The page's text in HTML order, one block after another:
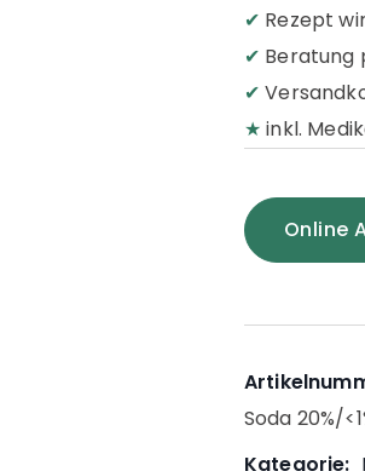
✔ Rezept
✔ Beratung
✔
★ inkl.
Online
Soda 20%/
Kategorie: